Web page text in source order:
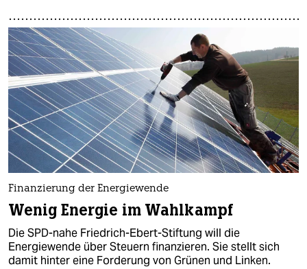
Finanzierung der Energiewende
Wenig Energie im Wahlkampf
Die SPD-nahe Friedrich-Ebert-Stiftung will die
Energiewende über Steuern finanzieren. Sie stellt sich
damit hinter eine Forderung von Grünen und Linken.